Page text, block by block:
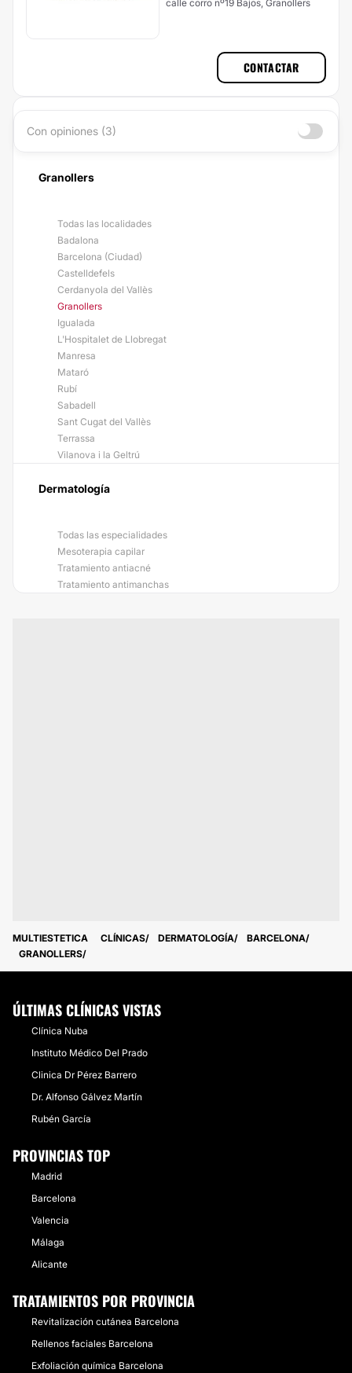
calle corro nº19 Bajos, Granollers
CONTACTAR
Con opiniones (3)
Granollers
Todas las localidades
Badalona
Barcelona (Ciudad)
Castelldefels
Cerdanyola del Vallès
Granollers
Igualada
L'Hospitalet de Llobregat
Manresa
Mataró
Rubí
Sabadell
Sant Cugat del Vallès
Terrassa
Vilanova i la Geltrú
Dermatología
Todas las especialidades
Mesoterapia capilar
Tratamiento antiacné
Tratamiento antimanchas
MULTIESTETICA CLÍNICAS DERMATOLOGÍA
BARCELONA
GRANOLLERS
ÚLTIMAS CLÍNICAS VISTAS
Clínica Nuba
Instituto Médico Del Prado
Clinica Dr Pérez Barrero
Dr. Alfonso Gálvez Martín
Rubén García
PROVINCIAS TOP
Madrid
Barcelona
Valencia
Málaga
Alicante
TRATAMIENTOS POR PROVINCIA
Revitalización cutánea Barcelona
Rellenos faciales Barcelona
Exfoliación química Barcelona